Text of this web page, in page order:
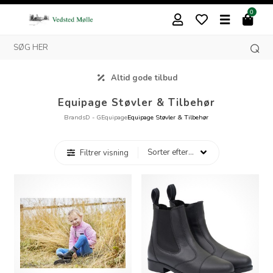
0
Altid gode tilbud
Equipage Støvler & Tilbehør
BrandsD - GEquipageEquipage Støvler & Tilbehør
Filtrer visning